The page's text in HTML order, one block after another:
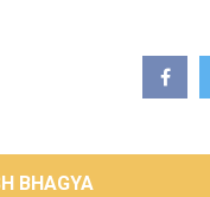
BHAGYA